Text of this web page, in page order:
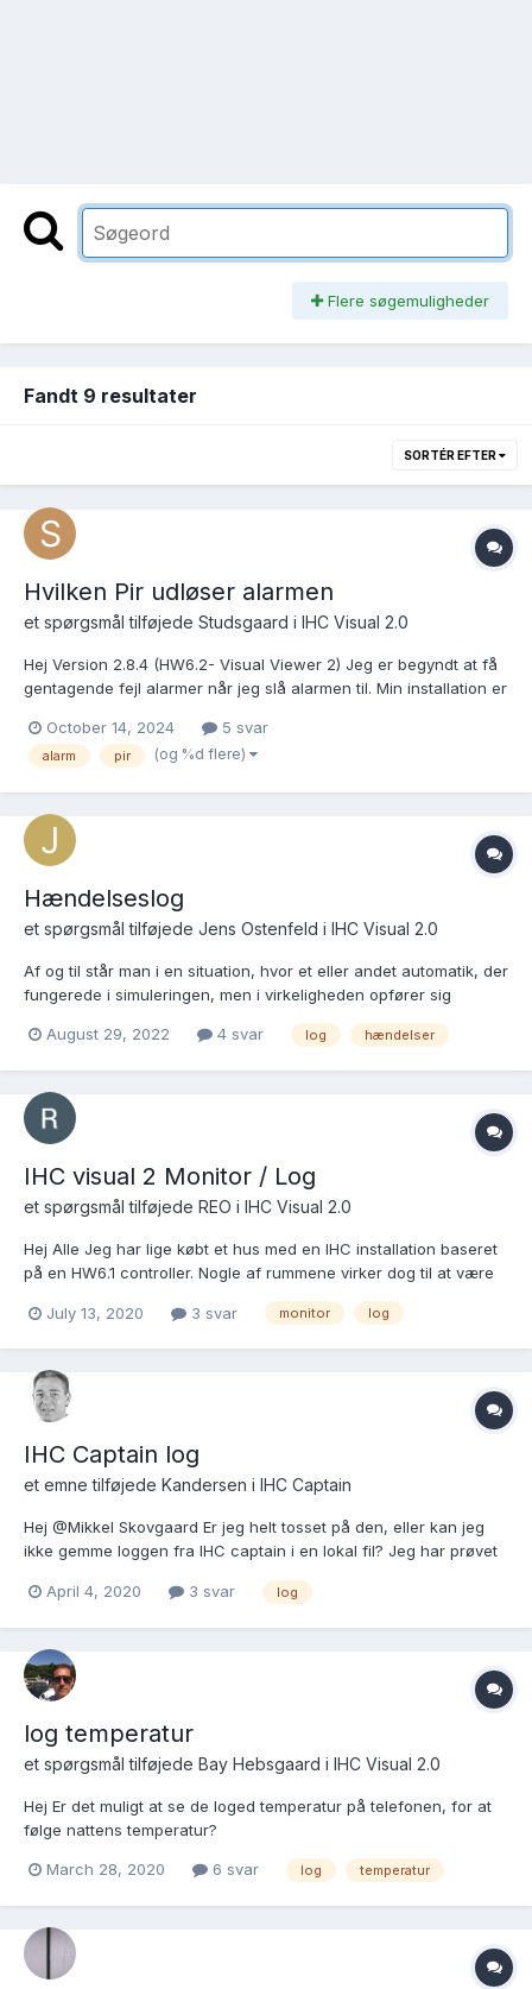
Flere søgemuligheder
Fandt 9 resultater
SORTÉR EFTER
Hvilken Pir udløser alarmen
et spørgsmål tilføjede Studsgaard i IHC Visual 2.0
Hej Version 2.8.4 (HW6.2- Visual Viewer 2) Jeg er begyndt at få
gentagende fejl alarmer når jeg slå alarmen til. Min installation er
(har 7 stk.). Tænker jeg vil starte fejlsøgning ved at kigge i
loggen, hvad som u...
October 14, 2024 5 svar
alarm pir (og %d flere)
Hændelseslog
et spørgsmål tilføjede Jens Ostenfeld i IHC Visual 2.0
Af og til står man i en situation, hvor et eller andet automatik, der
fungerede i simuleringen, men i virkeligheden opfører sig
automatikken er betinget af flere forhold (skumring PIR, tid og
August 29, 2022 4 svar log hændelser
IHC visual 2 Monitor / Log
et spørgsmål tilføjede REO i IHC Visual 2.0
Hej Alle Jeg har lige købt et hus med en IHC installation baseret
på en HW6.1 controller. Nogle af rummene virker dog til at være
for gennemlæsning gav ikke nogen aha oplevelse. Jeg har
July 13, 2020 3 svar monitor log
IHC Captain log
et emne tilføjede Kandersen i IHC Captain
Hej @Mikkel Skovgaard Er jeg helt tosset på den, eller kan jeg
ikke gemme loggen fra IHC captain i en lokal fil? Jeg har prøvet
forsvinder lyn hurtigt, fordi loggen laver en refresh (tror jeg) så
April 4, 2020 3 svar log
log temperatur
et spørgsmål tilføjede Bay Hebsgaard i IHC Visual 2.0
Hej Er det muligt at se de loged temperatur på telefonen, for at
følge nattens temperatur?
March 28, 2020 6 svar log temperatur